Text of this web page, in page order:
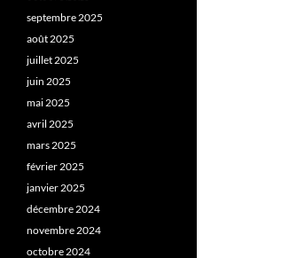
septembre 2025
août 2025
juillet 2025
juin 2025
mai 2025
avril 2025
mars 2025
février 2025
janvier 2025
décembre 2024
novembre 2024
octobre 2024